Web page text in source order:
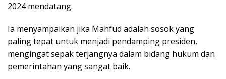
2024 mendatang.
Ia menyampaikan jika Mahfud adalah sosok yang
paling tepat untuk menjadi pendamping presiden,
mengingat sepak terjangnya dalam bidang hukum dan
pemerintahan yang sangat baik.